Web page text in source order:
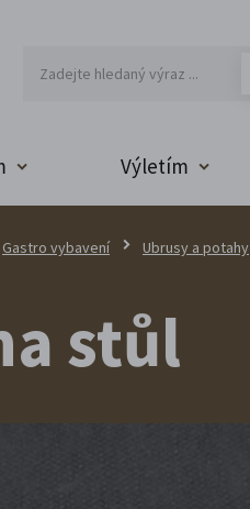
Výletím
Gastro vybavení Ubrusy a potahy
stůl